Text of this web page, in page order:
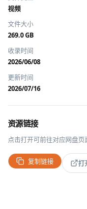
视频
文件大小
269.0 GB
收录时间
2026/06/08
更新时间
2026/07/16
资源链接
点击打开可前往对应网盘页
复制链接 打